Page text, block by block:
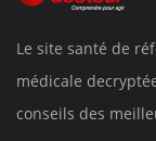
Le site santé de
médicale
conseils des